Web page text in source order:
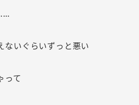
ないぐらいずっと悪い
って